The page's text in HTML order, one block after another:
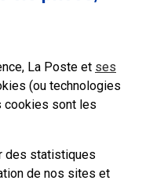
La Poste et ses
(ou technologies
cookies sont les
des statistiques
de nos sites et
à l’importation
effets personnels